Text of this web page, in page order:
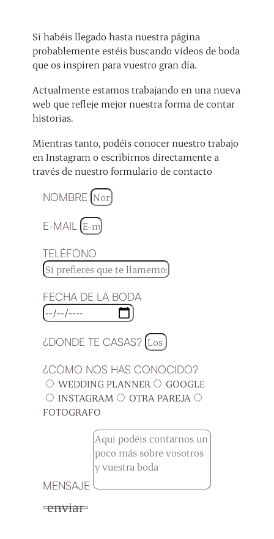
Si habéis llegado hasta nuestra página
probablemente estéis buscando vídeos de boda
que os inspiren para vuestro gran día.
Actualmente estamos trabajando en una nueva
web que refleje mejor nuestra forma de contar
historias.
Mientras tanto, podéis conocer nuestro trabajo
en Instagram o escribirnos directamente a
través de nuestro formulario de contacto
NOMBRE
E-MAIL
TELÉFONO
FECHA DE LA BODA
¿DONDE TE CASAS?
¿CÓMO NOS HAS CONOCIDO?
WEDDING PLANNER
GOOGLE
INSTAGRAM
OTRA PAREJA
FOTOGRAFO
MENSAJE
enviar